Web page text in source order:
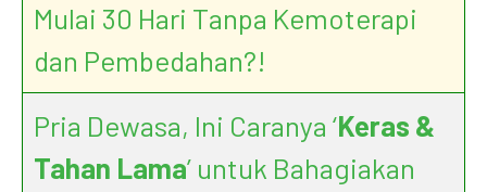
Mulai 30 Hari Tanpa Kemoterapi
dan Pembedahan?!
Pria Dewasa, Ini Caranya ‘Keras &
Tahan Lama’ untuk Bahagiakan